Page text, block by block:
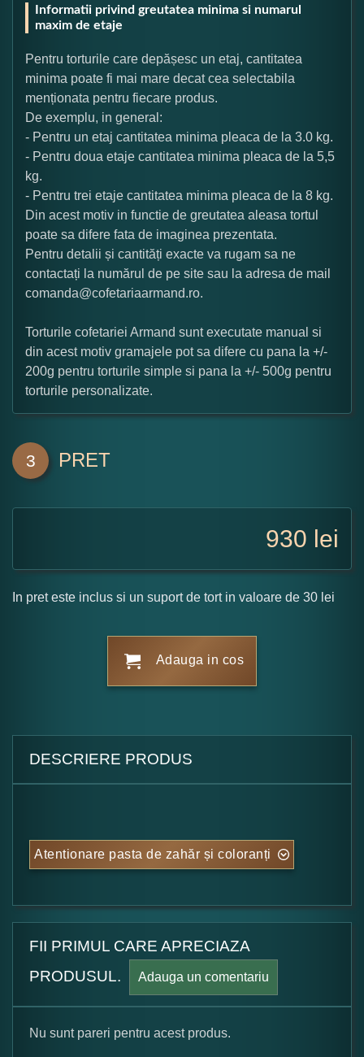
Informatii privind greutatea minima si numarul
maxim de etaje
Pentru torturile care depășesc un etaj, cantitatea
minima poate fi mai mare decat cea selectabila
menționata pentru fiecare produs.
De exemplu, in general:
- Pentru un etaj cantitatea minima pleaca de la 3.0 kg.
- Pentru doua etaje cantitatea minima pleaca de la 5,5
kg.
- Pentru trei etaje cantitatea minima pleaca de la 8 kg.
Din acest motiv in functie de greutatea aleasa tortul
poate sa difere fata de imaginea prezentata.
Pentru detalii și cantități exacte va rugam sa ne
contactați la numărul de pe site sau la adresa de mail
comanda@cofetariaarmand.ro.
Torturile cofetariei Armand sunt executate manual si
din acest motiv gramajele pot sa difere cu pana la +/-
200g pentru torturile simple si pana la +/- 500g pentru
torturile personalizate.
3 PRET
930 lei
In pret este inclus si un suport de tort in valoare de 30 lei
Adauga in cos
DESCRIERE PRODUS
Atentionare pasta de zahăr și coloranți
FII PRIMUL CARE APRECIAZA
PRODUSUL.
Adauga un comentariu
Nu sunt pareri pentru acest produs.